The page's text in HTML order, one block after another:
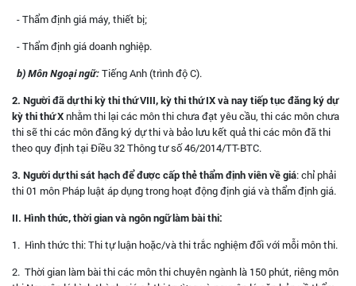
- Thẩm định giá máy, thiết bị;
- Thẩm định giá doanh nghiệp.
b) Môn Ngoại ngữ:Tiếng Anh (trình độ C).
2. Người đã dự thi kỳ thi thứ VIII, kỳ thi thứ IX và nay tiếp tục đăng ký dự
kỳ thi thứ X nhằm thi lại các môn thi chưa đạt yêu cầu, thi các môn chưa
thi sẽ thi các môn đăng ký dự thi và bảo lưu kết quả thi các môn đã thi
theo quy định tại Điều 32 Thông tư số 46/2014/TT-BTC.
3. Người dự thi sát hạch để được cấp thẻ thẩm định viên về giá: chỉ phải
thi 01 môn Pháp luật áp dụng trong hoạt động định giá và thẩm định giá.
II. Hình thức, thời gian và ngôn ngữ làm bài thi:
1. Hình thức thi: Thi tự luận hoặc/và thi trắc nghiệm đối với mỗi môn thi.
2. Thời gian làm bài thi các môn thi chuyên ngành là 150 phút, riêng môn